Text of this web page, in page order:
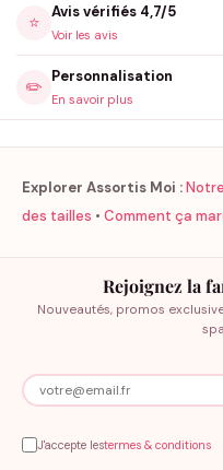
⭐
Avis vérifiés 4,7/5
Voir les avis
✏️
Personnalisation
En savoir plus
Explorer Assortis Moi :
des tailles • Comment ça
Rejoignez la
Nouveautés, promos
J'accepte lestermes & conditions